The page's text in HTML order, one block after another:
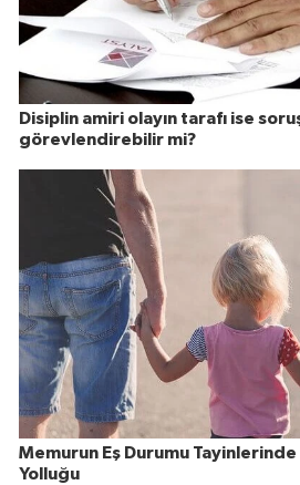
Disiplin amiri olayın tarafı ise
görevlendirebilir mi?
Memurun Eş Durumu
Yolluğu